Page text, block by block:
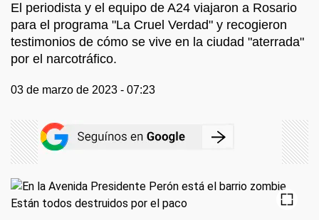
El periodista y el equipo de A24 viajaron a Rosario
para el programa "La Cruel Verdad" y recogieron
testimonios de cómo se vive en la ciudad "aterrada"
por el narcotráfico.
03 de marzo de 2023 - 07:23